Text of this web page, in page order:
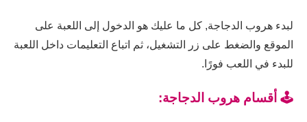
لبدء هروب الدجاجة, كل ما عليك هو الدخول إلى اللعبة على
الموقع والضغط على زر التشغيل، ثم اتباع التعليمات داخل اللعبة
للبدء في اللعب فورًا.
🕹️ أقسام هروب الدجاجة: